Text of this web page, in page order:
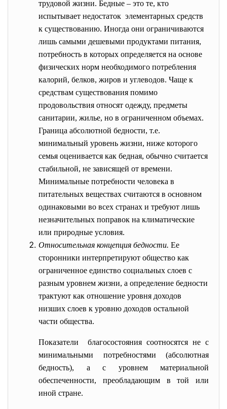
трудовой жизни. Бедные – это те, кто
испытывает недостаток элементарных средств
к существованию. Иногда они ограничиваются
лишь самыми дешевыми продуктами питания,
потребность в которых определяется на основе
физических норм необходимого потребления
калорий, белков, жиров и углеводов. Чаще к
средствам существования помимо
продовольствия относят одежду, предметы
санитарии, жилье, но в ограниченном объемах.
Граница абсолютной бедности, т.е.
минимальный уровень жизни, ниже которого
семья оценивается как бедная, обычно считается
стабильной, не зависящей от времени.
Минимальные потребности человека в
питательных веществах считаются в основном
одинаковыми во всех странах и требуют лишь
незначительных поправок на климатические
или природные условия.
Относительная концепция бедности. Ее
сторонники интерпретируют общество как
ограниченное единство социальных слоев с
разным уровнем жизни, а определение бедности
трактуют как отношение уровня доходов
низших слоев к уровню доходов остальной
части общества.
Показатели благосостояния соотносятся не с
минимальными потребностями (абсолютная
бедность), а с уровнем материальной
обеспеченности, преобладающим в той или
иной стране.